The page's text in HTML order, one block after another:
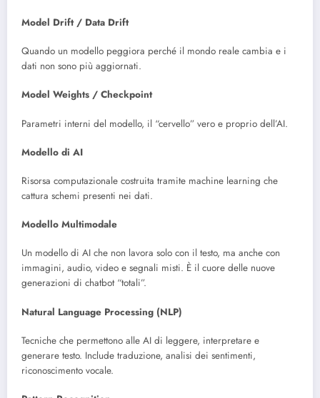
Model Drift / Data Drift
Quando un modello peggiora perché il mondo reale cambia e i
dati non sono più aggiornati.
Model Weights / Checkpoint
Parametri interni del modello, il “cervello” vero e proprio dell’AI.
Modello di AI
Risorsa computazionale costruita tramite machine learning che
cattura schemi presenti nei dati.
Modello Multimodale
Un modello di AI che non lavora solo con il testo, ma anche con
immagini, audio, video e segnali misti. È il cuore delle nuove
generazioni di chatbot “totali”.
Natural Language Processing (NLP)
Tecniche che permettono alle AI di leggere, interpretare e
generare testo. Include traduzione, analisi dei sentimenti,
riconoscimento vocale.